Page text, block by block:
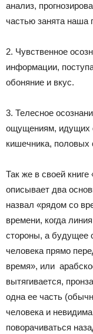
анализ,
частью занята наша
2. Чувственное
информации,
обоняние и вкус.
3. Телесное
ощущениям, идущих
кишечника, половых
Так же в своей
описывает два
назвал «рядом со
времени, когда
стороны, а будущее
человека прямо
время», или
вытягивается,
одна ее часть
человека и
поворачиваться